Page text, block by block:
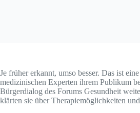
Je früher erkannt, umso besser. Das ist
medizinischen Experten ihrem Publikum
Bürgerdialog des Forums Gesundheit
klärten sie über Therapiemöglichkeiten